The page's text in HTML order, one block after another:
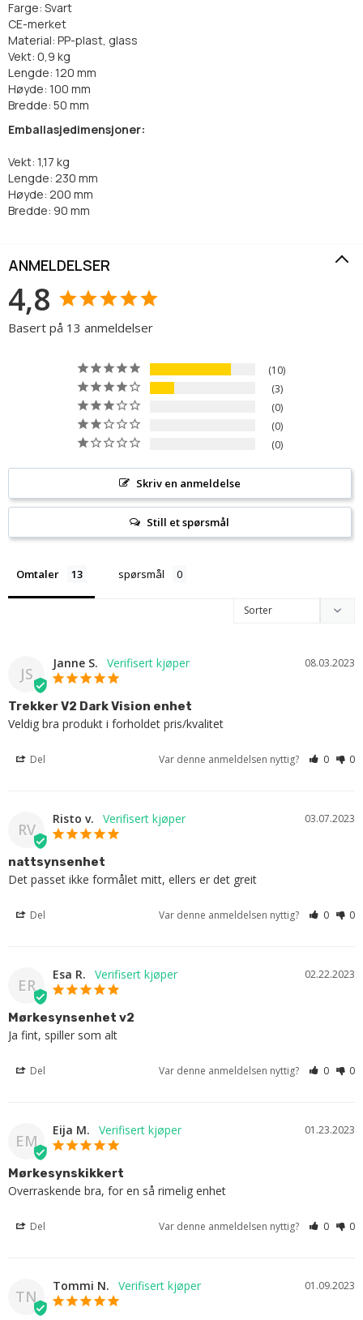
Farge: Svart
CE-merket
Material: PP-plast, glass
Vekt: 0,9 kg
Lengde: 120 mm
Høyde: 100 mm
Bredde: 50 mm
Emballasjedimensjoner:
Vekt: 1,17 kg
Lengde: 230 mm
Høyde: 200 mm
Bredde: 90 mm
ANMELDELSER
4,8
Basert på 13 anmeldelser
10
3
0
0
0
Skriv en anmeldelse
Still et spørsmål
Omtaler spørsmål
JS
08.03.2023
Janne S.
Trekker V2 Dark Vision enhet
Veldig bra produkt i forholdet pris/kvalitet
Del Var denne anmeldelsen nyttig? 0 0
RV
03.07.2023
Risto v.
nattsynsenhet
Det passet ikke formålet mitt, ellers er det greit
Del Var denne anmeldelsen nyttig? 0 0
ER
02.22.2023
Esa R.
Mørkesynsenhet v2
Ja fint, spiller som alt
Del Var denne anmeldelsen nyttig? 0 0
EM
01.23.2023
Eija M.
Mørkesynskikkert
Overraskende bra, for en så rimelig enhet
Del Var denne anmeldelsen nyttig? 0 0
TN
01.09.2023
Tommi N.